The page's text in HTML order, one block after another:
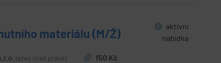
materiálu (M/Ž)
aktivní
nabídka
(přes úřad práce) 150 Kč